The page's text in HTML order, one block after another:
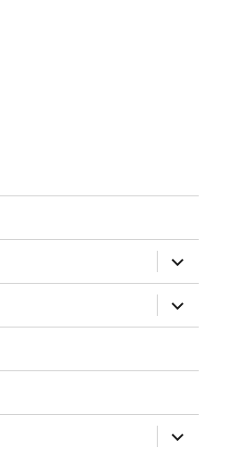
expand
child
menu
expand
child
menu
expand
child